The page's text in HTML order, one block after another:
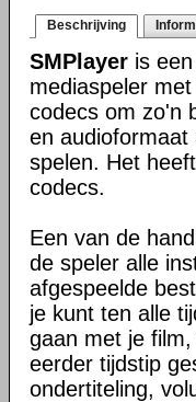
Beschrijving
SMPlayer is
mediaspeler
codecs om zo'n
en audioformaat
spelen. Het
codecs.
Een van de
de speler alle
afgespeelde
je kunt ten alle
gaan met je
eerder tijdstip
ondertiteling,